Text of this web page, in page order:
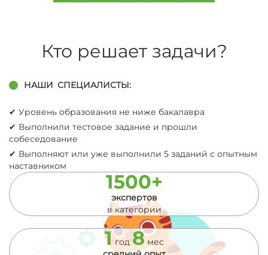
Кто решает задачи?
НАШИ СПЕЦИАЛИСТЫ:
✔︎ Уровень образования не ниже бакалавра
✔︎ Выполнили тестовое задание и прошли
собеседование
✔︎ Выполняют или уже выполнили 5 заданий с опытным
наставником
1500+
экспертов
в категории
1 год 8 мес